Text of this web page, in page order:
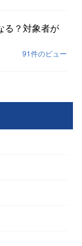
る？対象者が
91件のビュー